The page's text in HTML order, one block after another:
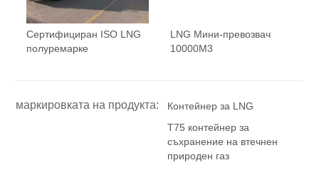
Сертифициран ISO LNG
полуремарке
LNG Мини-превозвач
10000M3
маркировката на продукта:
Контейнер за LNG
T75 контейнер за
съхранение на втечнен
природен газ